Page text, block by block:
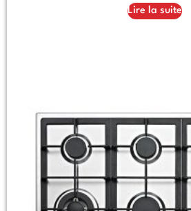
Lire la suite